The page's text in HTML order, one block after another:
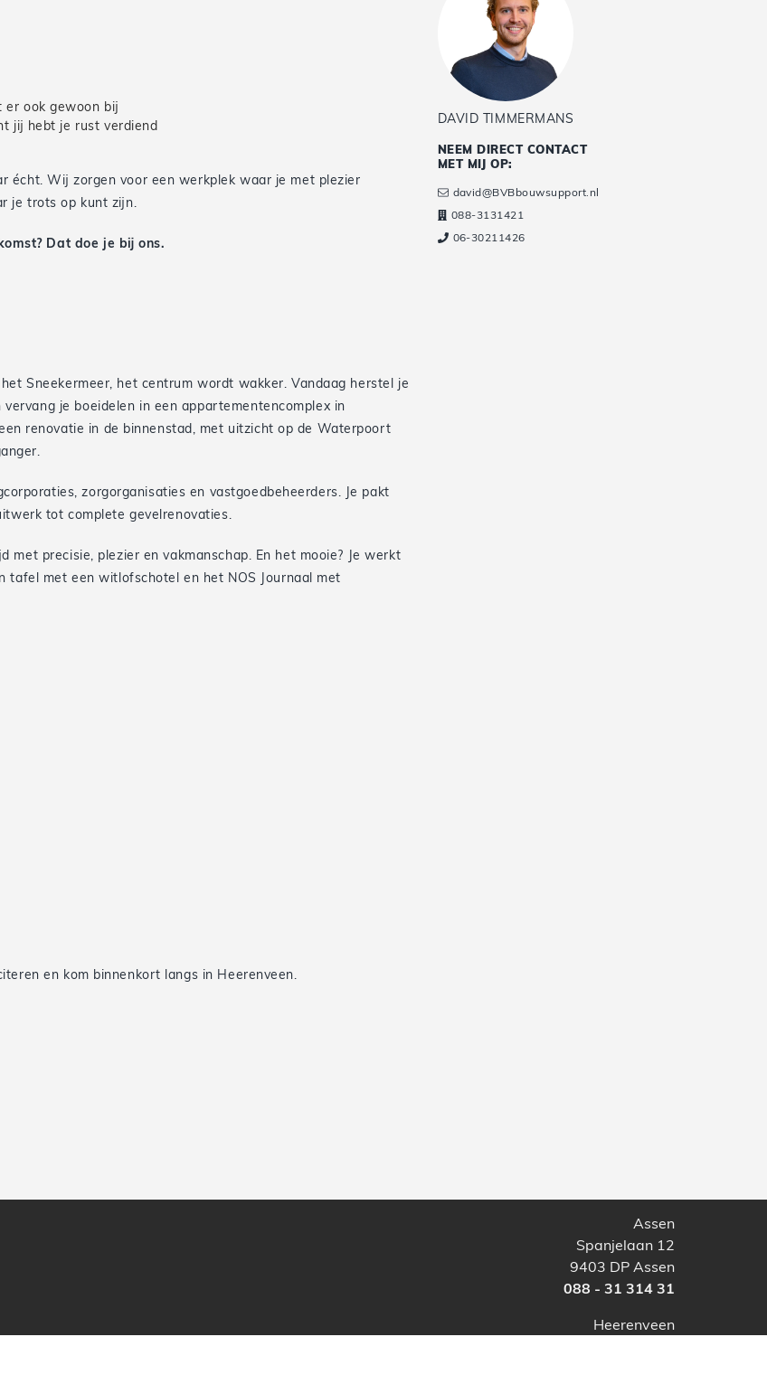
er ook gewoon bij
jij hebt je rust verdiend
écht. Wij zorgen voor een werkplek waar je met plezier
je trots op kunt zijn.
Dat doe je bij ons.
Sneekermeer, het centrum wordt wakker. Vandaag herstel je
je boeidelen in een appartementencomplex in
renovatie in de binnenstad, met uitzicht op de Waterpoort
zorgorganisaties en vastgoedbeheerders. Je pakt
tot complete gevelrenovaties.
met precisie, plezier en vakmanschap. En het mooie? Je werkt
tafel met een witlofschotel en het NOS Journaal met
en kom binnenkort langs in Heerenveen.
DAVID TIMMERMANS
NEEM DIRECT CONTACT
MET MIJ OP:
david@BVBbouwsupport.nl
088-3131421
06-30211426
Assen
Spanjelaan 12
9403 DP Assen
088 - 31 314 31
Heerenveen